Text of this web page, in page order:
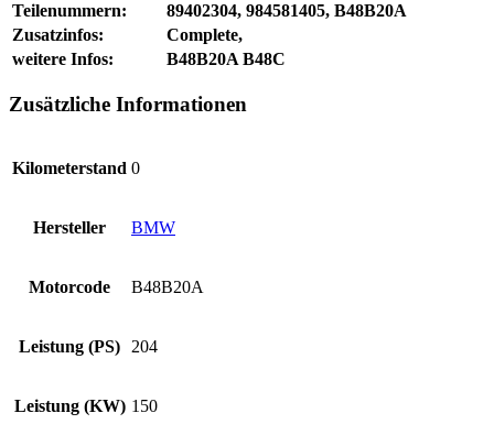
Teilenummern:
89402304, 984581405, B48B20A
Zusatzinfos:
Complete,
weitere Infos:
B48B20A B48C
Zusätzliche Informationen
Kilometerstand 0
Hersteller BMW
Motorcode B48B20A
Leistung (PS) 204
Leistung (KW) 150